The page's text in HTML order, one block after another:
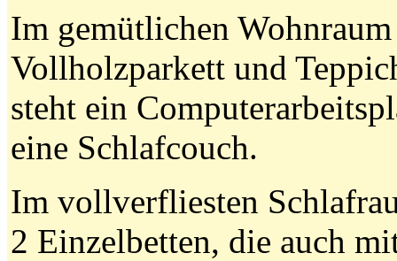
Im gemütlichen
Vollholzparkett und
steht ein
eine Schlafcouch.
Im vollverfliesten
2 Einzelbetten, die auch